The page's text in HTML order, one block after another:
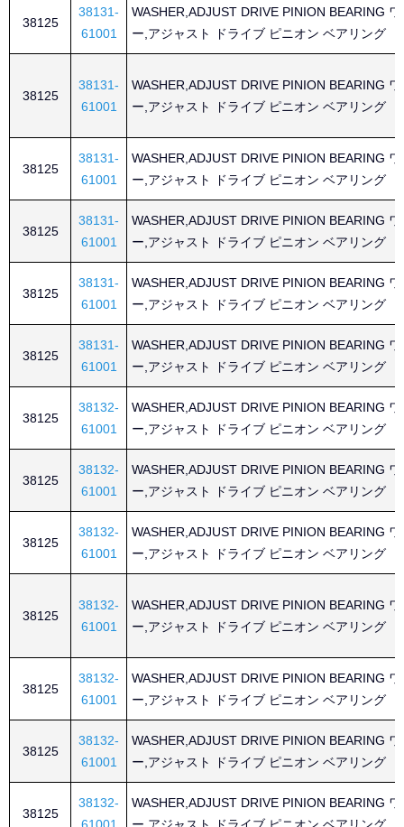
38125
38131-
61001
WASHER,ADJUST DRIVE PINION BEARING
ー,アジャスト ドライブ ピニオン ベアリング
38125
38131-
61001
WASHER,ADJUST DRIVE PINION BEARING
ー,アジャスト ドライブ ピニオン ベアリング
38125
38131-
61001
WASHER,ADJUST DRIVE PINION BEARING
ー,アジャスト ドライブ ピニオン ベアリング
38125
38131-
61001
WASHER,ADJUST DRIVE PINION BEARING
ー,アジャスト ドライブ ピニオン ベアリング
38125
38131-
61001
WASHER,ADJUST DRIVE PINION BEARING
ー,アジャスト ドライブ ピニオン ベアリング
38125
38131-
61001
WASHER,ADJUST DRIVE PINION BEARING
ー,アジャスト ドライブ ピニオン ベアリング
38125
38132-
61001
WASHER,ADJUST DRIVE PINION BEARING
ー,アジャスト ドライブ ピニオン ベアリング
38125
38132-
61001
WASHER,ADJUST DRIVE PINION BEARING
ー,アジャスト ドライブ ピニオン ベアリング
38125
38132-
61001
WASHER,ADJUST DRIVE PINION BEARING
ー,アジャスト ドライブ ピニオン ベアリング
38125
38132-
61001
WASHER,ADJUST DRIVE PINION BEARING
ー,アジャスト ドライブ ピニオン ベアリング
38125
38132-
61001
WASHER,ADJUST DRIVE PINION BEARING
ー,アジャスト ドライブ ピニオン ベアリング
38125
38132-
61001
WASHER,ADJUST DRIVE PINION BEARING
ー,アジャスト ドライブ ピニオン ベアリング
38125
38132-
WASHER,ADJUST DRIVE PINION BEARING